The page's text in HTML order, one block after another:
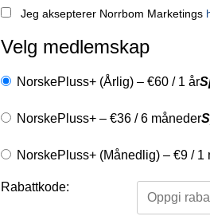
Jeg aksepterer Norrbom Marketings
Velg medlemskap
NorskePluss+ (Årlig) – €60 / 1 år
NorskePluss+ – €36 /6 måneder
NorskePluss+ (Månedlig) – €9 / 1
Rabattkode: